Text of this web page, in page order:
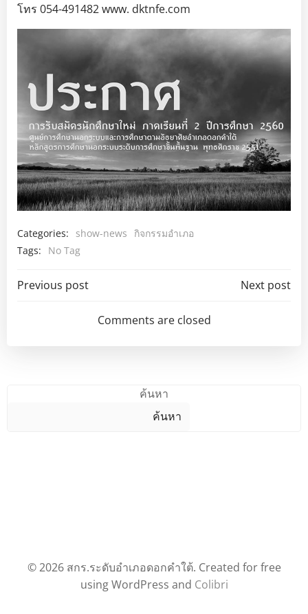
โทร 054-491482 www. dktnfe.com
Categories: show-news กิจกรรมอำเภอ
Tags:
No Tag
Post
navigation
Previous post
navigation
Next post
Comments are closed
ค้นหา
ค้นหา
© 2026 สกร.ระดับอำเภอดอกคำใต้. Created for free
using WordPress and Colibri